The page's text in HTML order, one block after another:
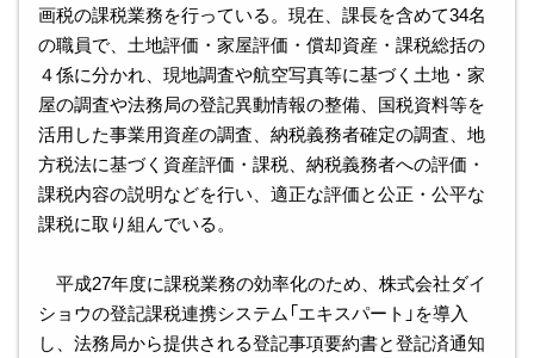
画税の課税業務を行っている。現在、課長を含めて34名
の職員で、土地評価・家屋評価・償却資産・課税総括の
４係に分かれ、現地調査や航空写真等に基づく土地・家
屋の調査や法務局の登記異動情報の整備、国税資料等を
活用した事業用資産の調査、納税義務者確定の調査、地
方税法に基づく資産評価・課税、納税義務者への評価・
課税内容の説明などを行い、適正な評価と公正・公平な
課税に取り組んでいる。
平成27年度に課税業務の効率化のため、株式会社ダイ
ショウの登記課税連携システム「エキスパート」を導入
し、法務局から提供される登記事項要約書と登記済通知